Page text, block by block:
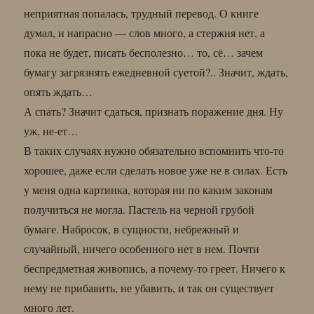
неприятная попалась, трудный перевод. О книге
думал, и напрасно — слов много, а стержня нет, а
пока не будет, писать бесполезно… то, сё… зачем
бумагу загрязнять ежедневной суетой?.. Значит, ждать,
опять ждать…
А спать? Значит сдаться, признать поражение дня. Ну
уж, не-ет…
В таких случаях нужно обязательно вспомнить что-то
хорошее, даже если сделать новое уже не в силах. Есть
у меня одна картинка, которая ни по каким законам
получиться не могла. Пастель на черной грубой
бумаге. Набросок, в сущности, небрежный и
случайный, ничего особенного нет в нем. Почти
беспредметная живопись, а почему-то греет. Ничего к
нему не прибавить, не убавить, и так он существует
много лет.